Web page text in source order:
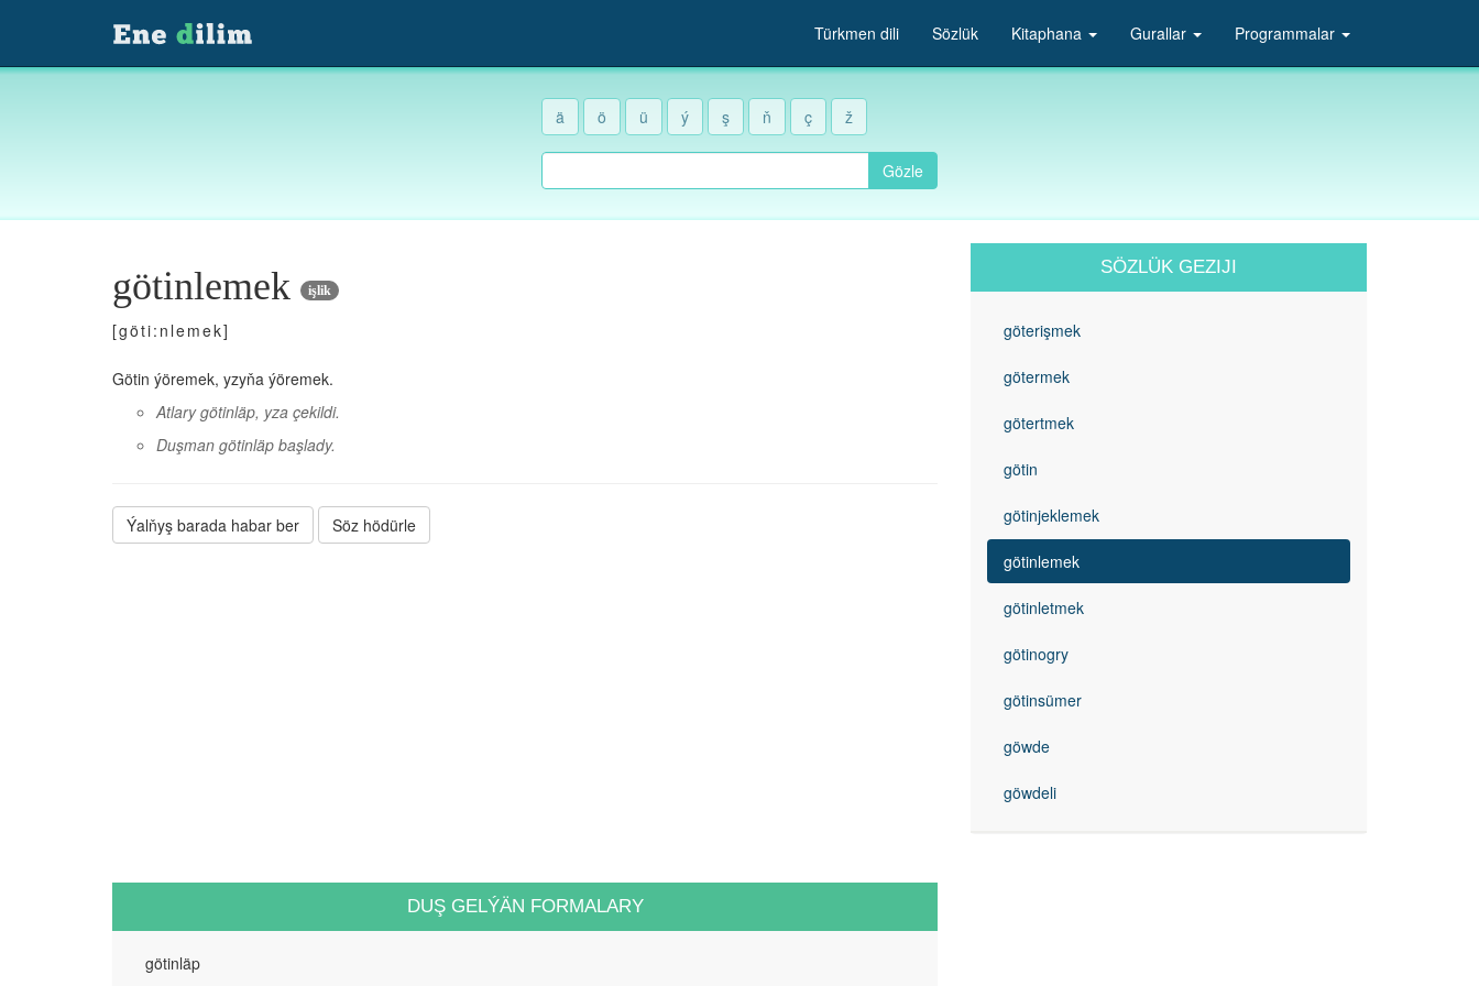
Türkmen dili Sözlük Kitaphana Gurallar Programmalar
ä ö ü ý ş ň ç ž
Gözle
götinlemek işlik
[göti:nlemek]
Götin ýöremek, yzyňa ýöremek.
Atlary götinläp, yza çekildi.
Duşman götinläp başlady.
Ýalňyş barada habar ber Söz hödürle
DUŞ GELÝÄN FORMALARY
götinläp
SÖZLÜK GEZIJI
göterişmek
götermek
götertmek
götin
götinjeklemek
götinlemek
götinletmek
götinogry
götinsümer
göwde
göwdeli